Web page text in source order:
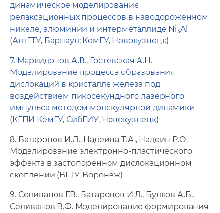
динамиче­ское моделирование
релаксационных процессов в наводороженном
никеле, алюминии и интерметаллиде Ni3Al
(АлтГТУ, Барнаул; КемГУ, Новокузнецк)
7. Маркидонов А.В., Гостевская А.Н.
Моделирование процесса образования
дислокаций в кристалле железа под
воздействием пикосекундного лазерного
импульса методом молекулярной динамики
(КГПИ КемГУ, СибГИУ, Новокузнецк)
8. Батаронов И.Л., Надеина Т.А., Надеин Р.О.
Моделирование электронно-пластического
эффекта в застопоренном дислокационном
скоплении (ВГТУ, Воронеж)
9. Селиванов Г.В., Батаронов И.Л., Булков А.Б.,
Селиванов В.Ф. Моделирование формирования